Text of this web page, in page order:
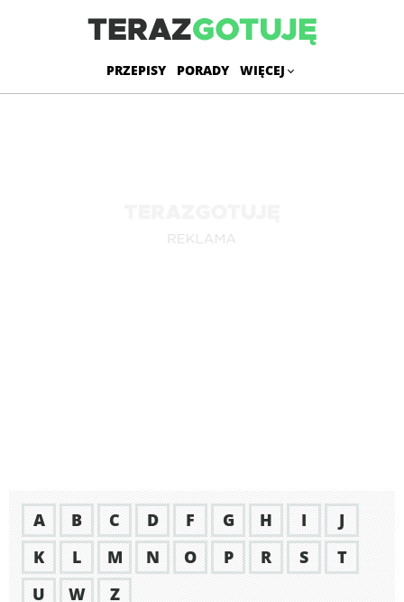
PRZEPISY PORADY WIĘCEJ
A B C D F G H I
J
K
L M N O P R S
T
U
W Z